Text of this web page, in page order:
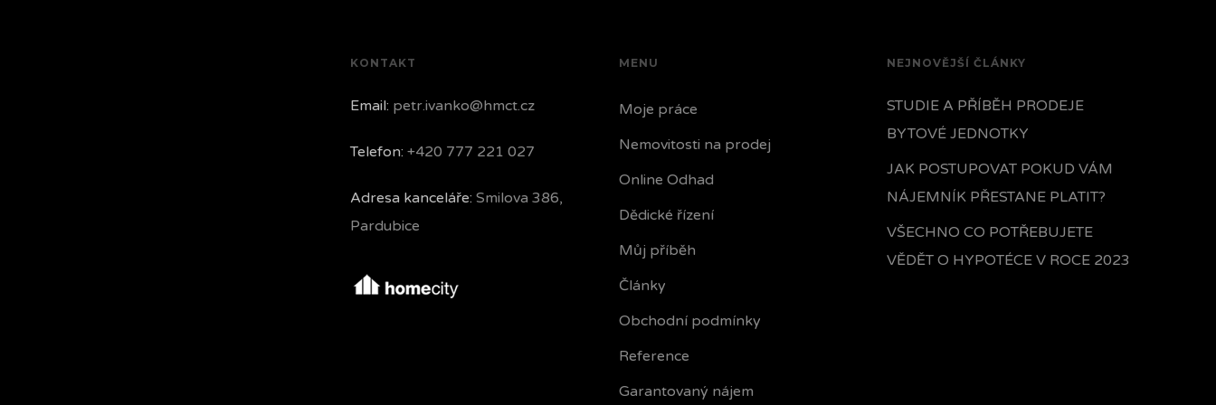
KONTAKT
Email: petr.ivanko@hmct.cz
Telefon: +420 777 221 027
Adresa kanceláře: Smilova 386,
Pardubice
MENU
Moje práce
Nemovitosti na prodej
Online Odhad
Dědické řízení
Můj příběh
Články
Obchodní podmínky
Reference
Garantovaný nájem
NEJNOVĚJŠÍ ČLÁNKY
STUDIE A PŘÍBĚH PRODEJE
BYTOVÉ JEDNOTKY
JAK POSTUPOVAT POKUD VÁM
NÁJEMNÍK PŘESTANE PLATIT?
VŠECHNO CO POTŘEBUJETE
VĚDĚT O HYPOTÉCE V ROCE 2023